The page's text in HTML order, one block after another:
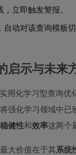
立即触发警报。
自动对该查询模板
启示与未来
用化学习型查询
强化学习领域中
稳健性和效率这两个
大价值在于其系统